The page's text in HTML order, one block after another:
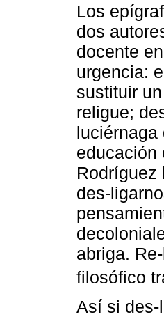
Los
dos
docente
urgencia:
sustituir
religue;
luciérnaga
educación
Rodríguez
des-
abriga.
filosófico
Así si des-